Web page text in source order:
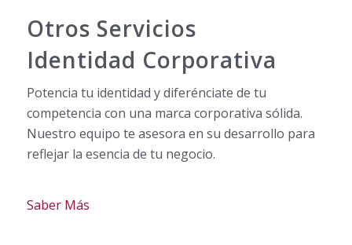
Otros Servicios
Identidad Corporativa
Potencia tu identidad y diferénciate de tu
competencia con una marca corporativa sólida.
Nuestro equipo te asesora en su desarrollo para
reflejar la esencia de tu negocio.
Saber Más